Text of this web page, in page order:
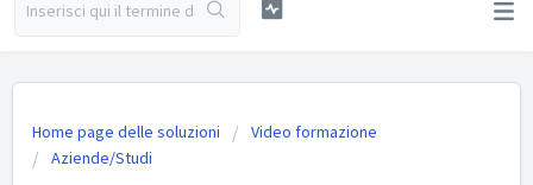
Home page delle soluzioni
Video formazione
Aziende/Studi